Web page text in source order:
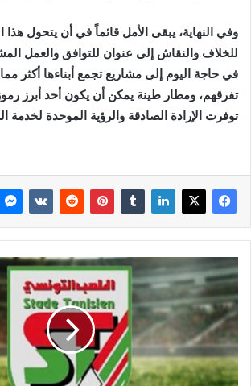
وفي النهاية، يبقى الأمل قائماً في أن يتحول
للخلاف والنقاش إلى عنوان للتوافق والعمل
في حاجة اليوم إلى مشاريع تجمع أبناءها أكثر
تفرقهم، ومطار طينة يمكن أن يكون أحد أبرز رموز
توفرت الإرادة الصادقة والرؤية الموحدة لخدمة